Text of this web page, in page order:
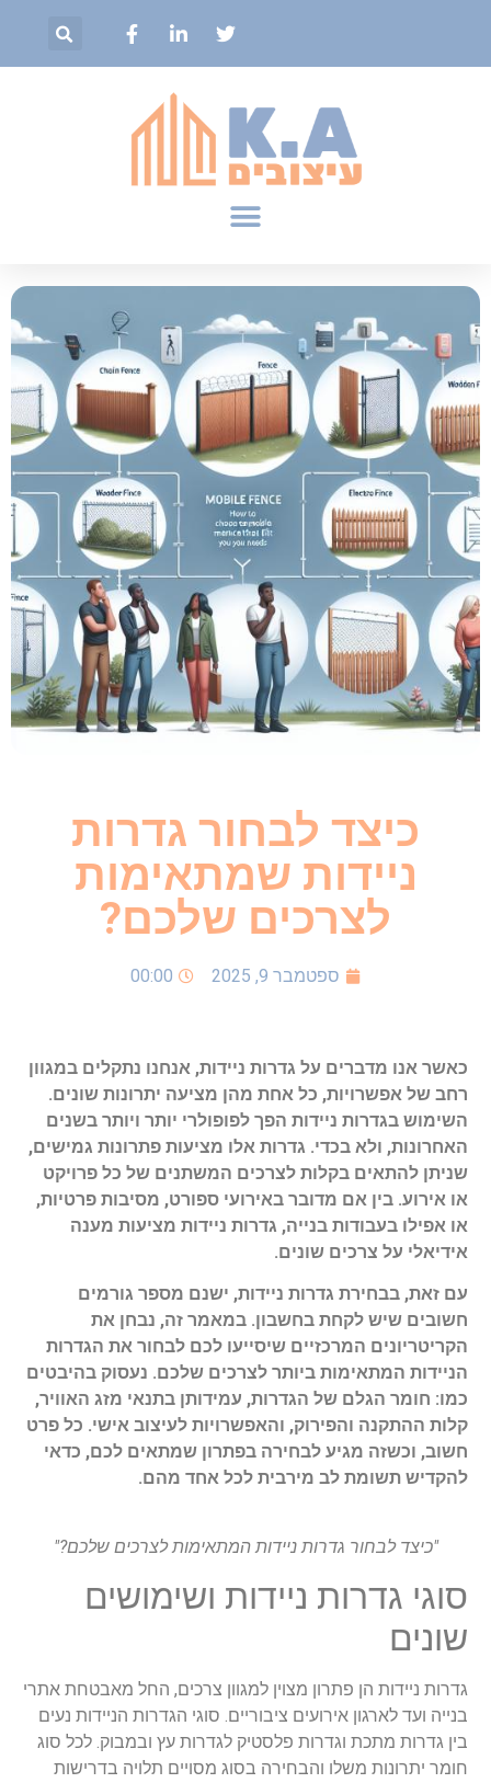
כיצד לבחור גדרות
ניידות שמתאימות
לצרכים שלכם?
ספטמבר 9, 2025 00:00
כאשר אנו מדברים על גדרות ניידות, אנחנו נתקלים במגוון
רחב של אפשרויות, כל אחת מהן מציעה יתרונות שונים.
השימוש בגדרות ניידות הפך לפופולרי יותר ויותר בשנים
האחרונות, ולא בכדי. גדרות אלו מציעות פתרונות גמישים,
שניתן להתאים בקלות לצרכים המשתנים של כל פרויקט
או אירוע. בין אם מדובר באירועי ספורט, מסיבות פרטיות,
או אפילו בעבודות בנייה, גדרות ניידות מציעות מענה
אידיאלי על צרכים שונים.
עם זאת, בבחירת גדרות ניידות, ישנם מספר גורמים
חשובים שיש לקחת בחשבון. במאמר זה, נבחן את
הקריטריונים המרכזיים שיסייעו לכם לבחור את הגדרות
הניידות המתאימות ביותר לצרכים שלכם. נעסוק בהיבטים
כמו: חומר הגלם של הגדרות, עמידותן בתנאי מזג האוויר,
קלות ההתקנה והפירוק, והאפשרויות לעיצוב אישי. כל פרט
חשוב, וכשזה מגיע לבחירה בפתרון שמתאים לכם, כדאי
להקדיש תשומת לב מירבית לכל אחד מהם.
"כיצד לבחור גדרות ניידות המתאימות לצרכים שלכם?"
סוגי גדרות ניידות ושימושים
שונים
גדרות ניידות הן פתרון מצוין למגוון צרכים, החל מאבטחת אתרי
בנייה ועד לארגון אירועים ציבוריים. סוגי הגדרות הניידות נעים
בין גדרות מתכת וגדרות פלסטיק לגדרות עץ ובמבוק. לכל סוג
חומר יתרונות משלו והבחירה בסוג מסויים תלויה בדרישות